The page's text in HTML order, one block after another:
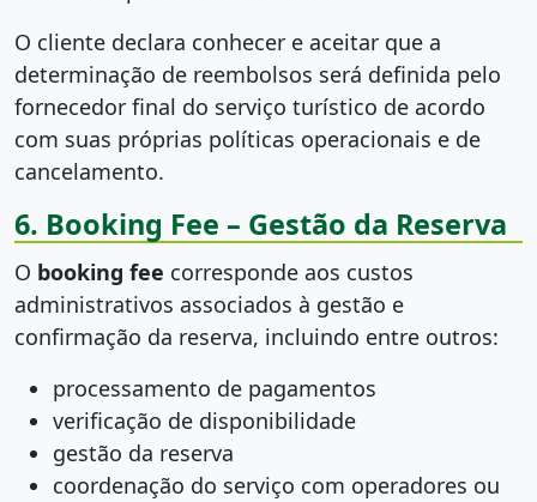
O cliente declara conhecer e aceitar que a
determinação de reembolsos será definida pelo
fornecedor final do serviço turístico de acordo
com suas próprias políticas operacionais e de
cancelamento.
6. Booking Fee – Gestão da Reserva
O booking fee corresponde aos custos
administrativos associados à gestão e
confirmação da reserva, incluindo entre outros:
processamento de pagamentos
verificação de disponibilidade
gestão da reserva
coordenação do serviço com operadores ou